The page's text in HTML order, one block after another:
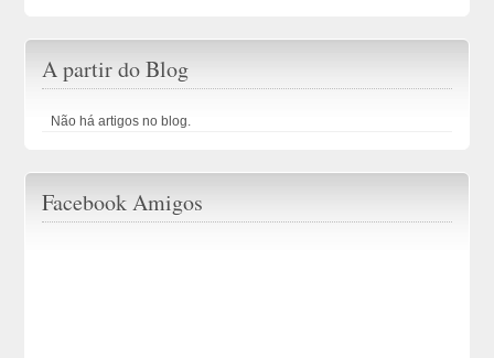
A partir do Blog
Não há artigos no blog.
Facebook Amigos